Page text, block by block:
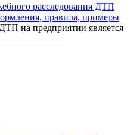
расследования ДТП
правила, примеры
на предприятии является